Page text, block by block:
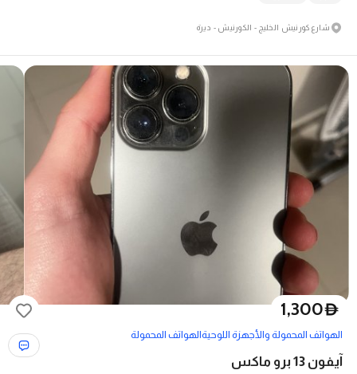
شارع كورنيش الخليج - الكورنيش - ديرة
D
1,300
الهواتف المحمولة والأجهزة اللوحيةالهواتف المحمولة
آيفون 13 برو ماكس